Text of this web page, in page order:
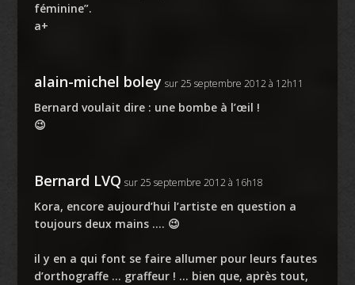
féminine”.
a+
alain-michel boley sur 25 septembre 2012 à 12h11
Bernard voulait dire : une bombe à l’œil !
😉
Bernard LVQ sur 25 septembre 2012 à 16h18
Kora, encore aujourd’hui l’artiste en question a
toujours deux mains …. 😉
il y en a qui font se faire allumer pour leurs fautes
d’orthograffe … graffeur ! … bien que, après tout,